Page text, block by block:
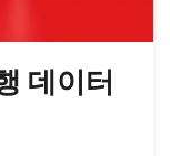
데이터